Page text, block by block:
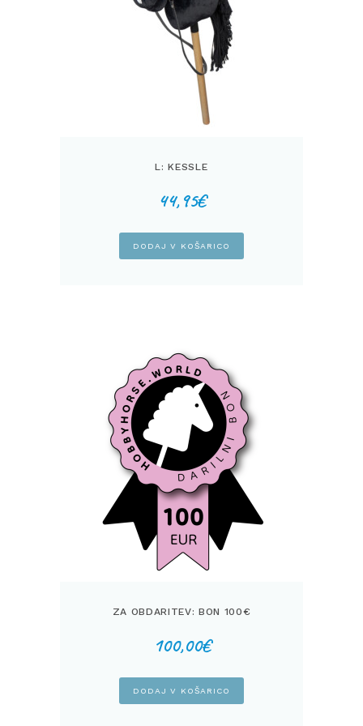
L: KESSLE
44,95€
DODAJ V KOŠARICO
ZA OBDARITEV: BON 100€
100,00€
DODAJ V KOŠARICO